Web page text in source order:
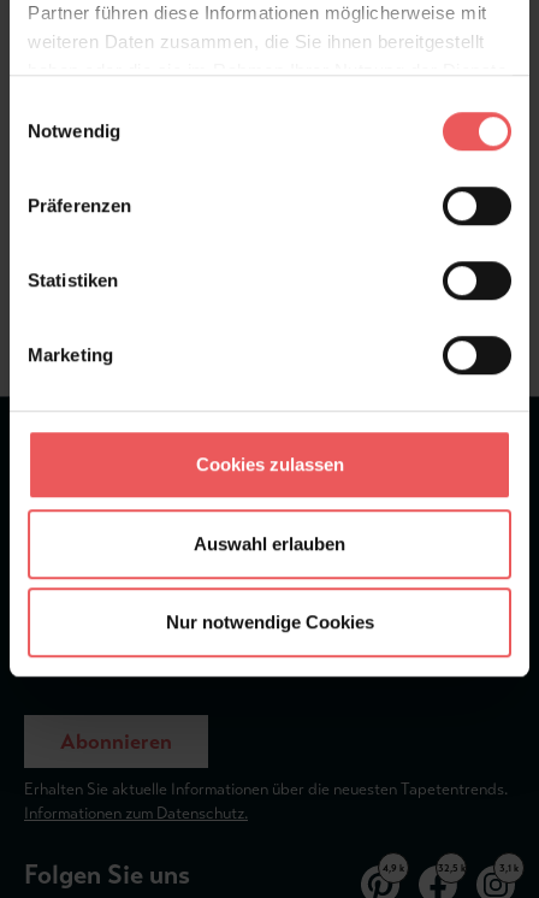
Partner führen diese Informationen möglicherweise mit
weiteren Daten zusammen, die Sie ihnen bereitgestellt
haben oder die sie im Rahmen Ihrer Nutzung der Dienste
Notwendig
Präferenzen
Statistiken
Marketing
Cookies zulassen
Auswahl erlauben
Nur notwendige Cookies
Bewertungen
Frage stellen
Newsletter
Abonnieren
Erhalten Sie aktuelle Informationen über die neuesten Tapetentrends.
Informationen zum Datenschutz.
Folgen Sie uns 4,9 k 32,5 k 3,1 k